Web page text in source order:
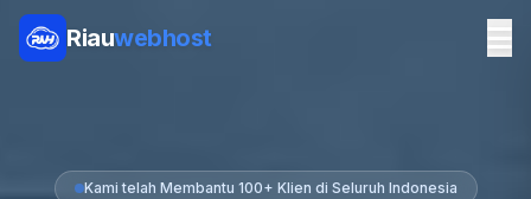
Riauwebhost
Kami telah Membantu 100+ Klien di Seluruh Indonesia